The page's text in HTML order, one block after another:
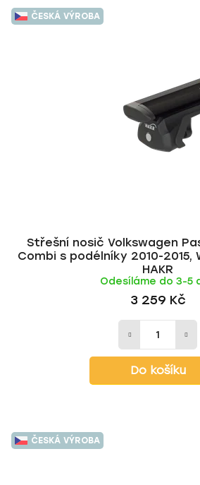
ČESKÁ VÝROBA
Střešní nosič Volkswagen
Combi s podélníky 2010-2015,
HAKR
Odesíláme do 3-5
3 259 Kč
Do košíku
ČESKÁ VÝROBA